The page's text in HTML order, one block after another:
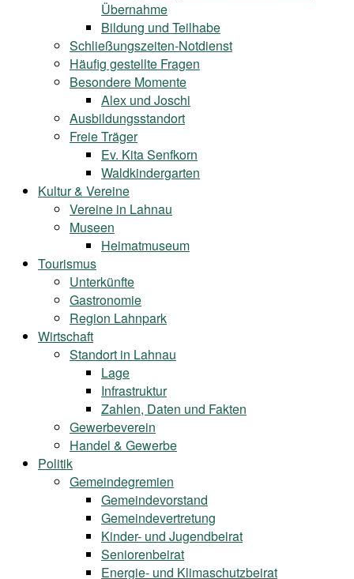
Übernahme
Bildung und Teilhabe
Schließungszeiten-Notdienst
Häufig gestellte Fragen
Besondere Momente
Alex und Joschi
Ausbildungsstandort
Freie Träger
Ev. Kita Senfkorn
Waldkindergarten
Kultur & Vereine
Vereine in Lahnau
Museen
Heimatmuseum
Tourismus
Unterkünfte
Gastronomie
Region Lahnpark
Wirtschaft
Standort in Lahnau
Lage
Infrastruktur
Zahlen, Daten und Fakten
Gewerbeverein
Handel & Gewerbe
Politik
Gemeindegremien
Gemeindevorstand
Gemeindevertretung
Kinder- und Jugendbeirat
Seniorenbeirat
Energie- und Klimaschutzbeirat